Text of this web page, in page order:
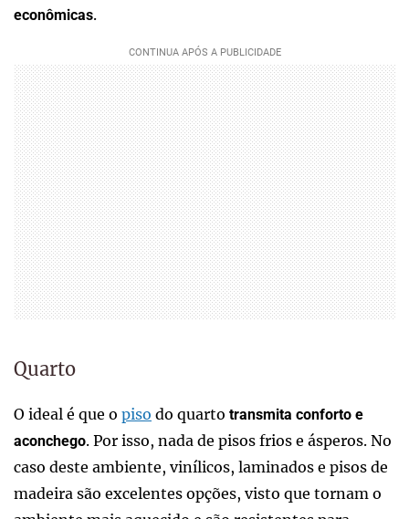
econômicas.
Quarto
O ideal é que o piso do quarto transmita conforto e
aconchego. Por isso, nada de pisos frios e ásperos. No
caso deste ambiente, vinílicos, laminados e pisos de
madeira são excelentes opções, visto que tornam o